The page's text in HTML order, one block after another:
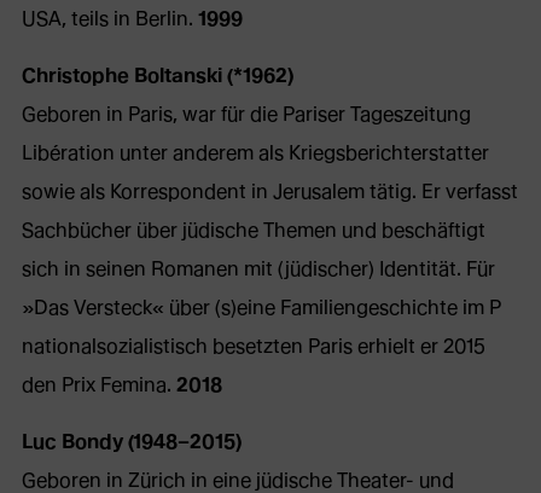
USA, teils in Berlin. 1999
Christophe Boltanski (*1962)
Geboren in Paris, war für die Pariser Tageszeitung
Libération unter anderem als Kriegsberichterstatter
sowie als Korrespondent in Jerusalem tätig. Er verfasst
Sachbücher über jüdische Themen und beschäftigt
sich in seinen Romanen mit (jüdischer) Identität. Für
»Das Versteck« über (s)eine Familiengeschichte im P
nationalsozialistisch besetzten Paris erhielt er 2015
den Prix Femina. 2018
Luc Bondy (1948–2015)
Geboren in Zürich in eine jüdische Theater- und